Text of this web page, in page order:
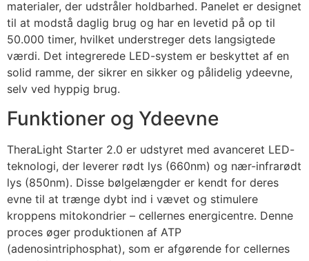
materialer, der udstråler holdbarhed. Panelet er designet
til at modstå daglig brug og har en levetid på op til
50.000 timer, hvilket understreger dets langsigtede
værdi. Det integrerede LED-system er beskyttet af en
solid ramme, der sikrer en sikker og pålidelig ydeevne,
selv ved hyppig brug.
Funktioner og Ydeevne
TheraLight Starter 2.0 er udstyret med avanceret LED-
teknologi, der leverer rødt lys (660nm) og nær-infrarødt
lys (850nm). Disse bølgelængder er kendt for deres
evne til at trænge dybt ind i vævet og stimulere
kroppens mitokondrier – cellernes energicentre. Denne
proces øger produktionen af ATP
(adenosintriphosphat), som er afgørende for cellernes